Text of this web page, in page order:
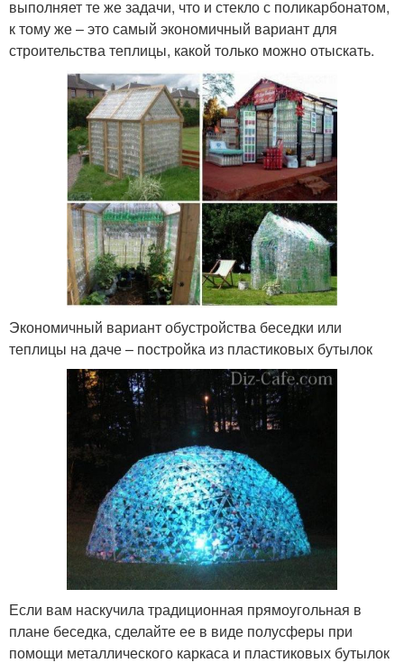
выполняет те же задачи, что и стекло с поликарбонатом,
к тому же – это самый экономичный вариант для
строительства теплицы, какой только можно отыскать.
Экономичный вариант обустройства беседки или
теплицы на даче – постройка из пластиковых бутылок
Если вам наскучила традиционная прямоугольная в
плане беседка, сделайте ее в виде полусферы при
помощи металлического каркаса и пластиковых бутылок